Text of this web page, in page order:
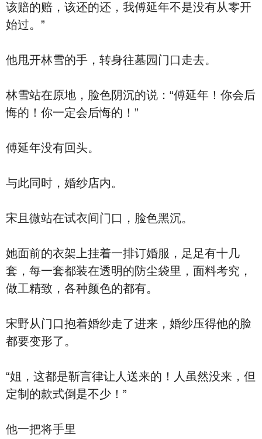
该赔的赔，该还的还，我傅延年不是没有从零开
始过。”
他甩开林雪的手，转身往墓园门口走去。
林雪站在原地，脸色阴沉的说：“傅延年！你会后
悔的！你一定会后悔的！”
傅延年没有回头。
与此同时，婚纱店内。
宋且微站在试衣间门口，脸色黑沉。
她面前的衣架上挂着一排订婚服，足足有十几
套，每一套都装在透明的防尘袋里，面料考究，
做工精致，各种颜色的都有。
宋野从门口抱着婚纱走了进来，婚纱压得他的脸
都要变形了。
“姐，这都是靳言律让人送来的！人虽然没来，但
定制的款式倒是不少！”
他一把将手里